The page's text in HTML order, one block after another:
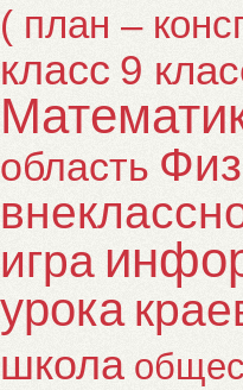
( план –
класс 9
область
игра
урока
школа